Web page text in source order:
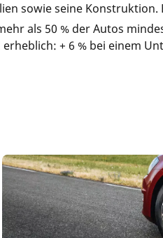
sowie seine
als 50 % der Autos
+ 6 % bei einem